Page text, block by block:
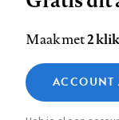
op
Facebook
op
LinkedIn
Footer
Contact Colofon
Analytische
Maak met2
ACCOUNT